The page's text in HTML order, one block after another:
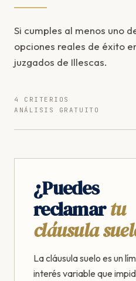
Si cumples al menos uno
opciones reales de éxito
juzgados de Illescas.
4 CRITERIOS
ANÁLISIS GRATUITO
¿Puedes
reclamartu
cláusula
La cláusula suelo es un
interés variable que